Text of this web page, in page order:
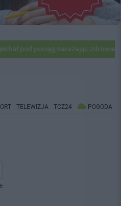
pod pociąg narażając zdrowie i
TELEWIZJA TCZ24 POGODA